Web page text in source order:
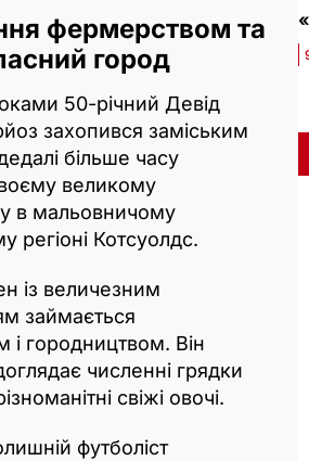
фермерством та
город
50-річний Девід
захопився заміським
більше часу
великому
в мальовничому
регіоні Котсуолдс.
із величезним
займається
і городництвом. Він
численні грядки
свіжі овочі.
футболіст